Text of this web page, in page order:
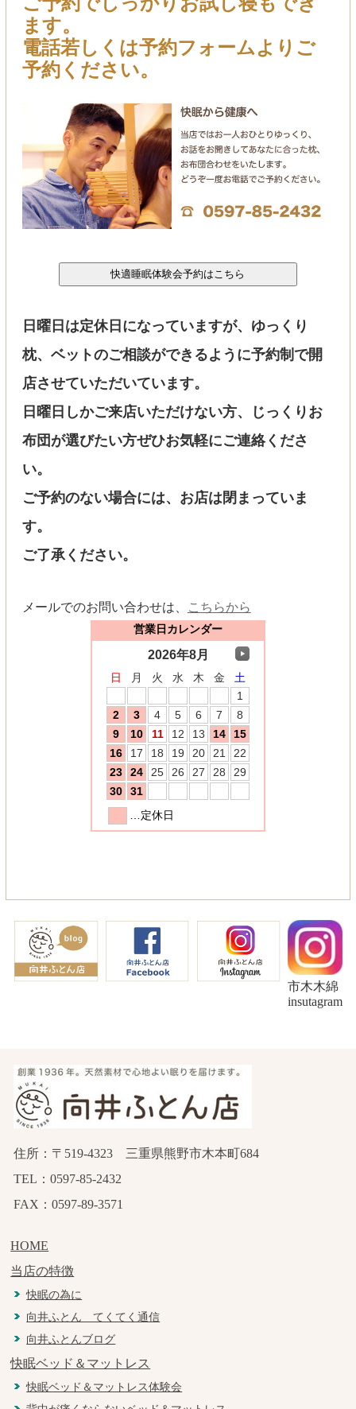
ます。
電話若しくは予約フォームよりご
予約ください。
日曜日は定休日になっていますが、ゆっくり
枕、ベットのご相談ができるように予約制で開
店させていただいています。
日曜日しかご来店いただけない方、じっくりお
布団が選びたい方ぜひお気軽にご連絡くださ
い。
ご予約のない場合には、お店は閉まっていま
す。
ご了承ください。
メールでのお問い合わせは、 こちらから
市木木綿
insutagram
住所：〒519-4323 三重県熊野市木本町684
TEL：0597-85-2432
FAX：0597-89-3571
HOME
当店の特徴
快眠の為に
向井ふとん てくてく通信
向井ふとんブログ
快眠ベッド＆マットレス
快眠ベッド＆マットレス体験会